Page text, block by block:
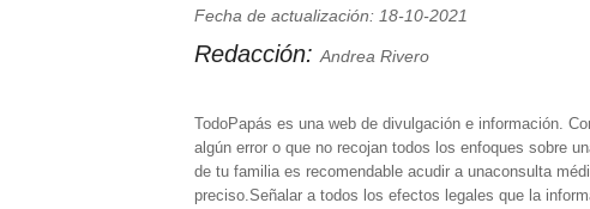
Fecha de actualización: 18-10-2021
Redacción: Andrea Rivero
TodoPapás es una web de divulgación e información.
algún error o que no recojan todos los enfoques sobre
de tu familia es recomendable acudir a unaconsulta
preciso.Señalar a todos los efectos legales que la